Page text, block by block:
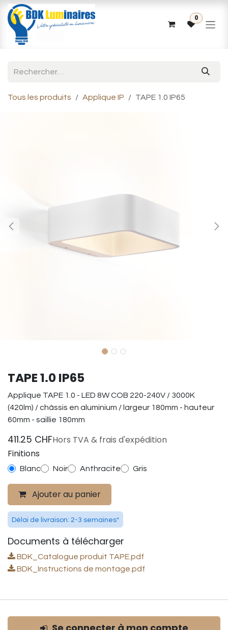
Se rendre au contenu
0
Tous les produits Applique IP TAPE 1.0 IP65
TAPE 1.0 IP65
Applique TAPE 1.0 - LED 8W COB 220-240V / 3000K
(420lm) / châssis en aluminium / largeur 180mm - hauteur
60mm - saillie 180mm
411.25 CHFHors TVA & frais d'expédition
Finitions
Blanc Noir Anthracite Gris
Ajouter au panier
Délai de livraison: 2-3 semaines*
Documents à télécharger
BDK_Catalogue produit TAPE.pdf
BDK_Instructions de montage.pdf